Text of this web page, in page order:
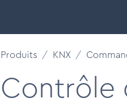
Produits KNX
Contrôle